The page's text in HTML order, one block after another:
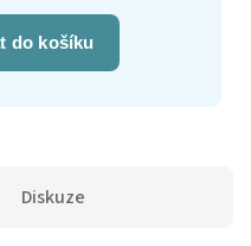
do košíku
Diskuze